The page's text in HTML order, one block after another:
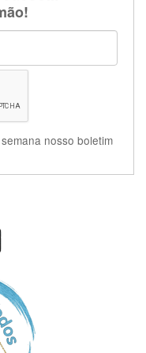
nosso boletim